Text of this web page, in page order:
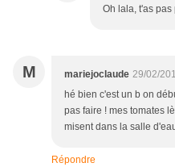
Oh lala, t'as pas
M mariejoclaude 29/02/
hé bien c'est un b on
pas faire ! mes tomates
misent dans la salle
Répondre